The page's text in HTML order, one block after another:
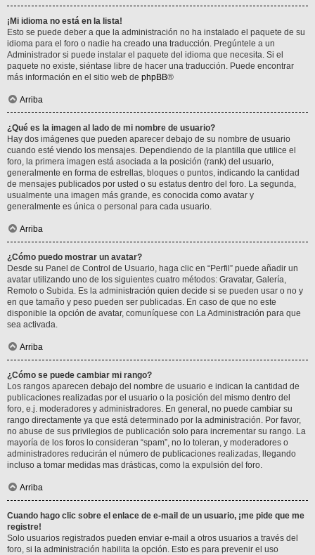
¡Mi idioma no está en la lista!
Esto se puede deber a que la administración no ha instalado el paquete de su
idioma para el foro o nadie ha creado una traducción. Pregúntele a un
Administrador si puede instalar el paquete del idioma que necesita. Si el
paquete no existe, siéntase libre de hacer una traducción. Puede encontrar
más información en el sitio web de phpBB®
Arriba
¿Qué es la imagen al lado de mi nombre de usuario?
Hay dos imágenes que pueden aparecer debajo de su nombre de usuario
cuando esté viendo los mensajes. Dependiendo de la plantilla que utilice el
foro, la primera imagen está asociada a la posición (rank) del usuario,
generalmente en forma de estrellas, bloques o puntos, indicando la cantidad
de mensajes publicados por usted o su estatus dentro del foro. La segunda,
usualmente una imagen más grande, es conocida como avatar y
generalmente es única o personal para cada usuario.
Arriba
¿Cómo puedo mostrar un avatar?
Desde su Panel de Control de Usuario, haga clic en “Perfil” puede añadir un
avatar utilizando uno de los siguientes cuatro métodos: Gravatar, Galería,
Remoto o Subida. Es la administración quien decide si se pueden usar o no y
en que tamaño y peso pueden ser publicadas. En caso de que no este
disponible la opción de avatar, comuníquese con La Administración para que
sea activada.
Arriba
¿Cómo se puede cambiar mi rango?
Los rangos aparecen debajo del nombre de usuario e indican la cantidad de
publicaciones realizadas por el usuario o la posición del mismo dentro del
foro, e.j. moderadores y administradores. En general, no puede cambiar su
rango directamente ya que está determinado por la administración. Por favor,
no abuse de sus privilegios de publicación solo para incrementar su rango. La
mayoría de los foros lo consideran “spam”, no lo toleran, y moderadores o
administradores reducirán el número de publicaciones realizadas, llegando
incluso a tomar medidas mas drásticas, como la expulsión del foro.
Arriba
Cuando hago clic sobre el enlace de e-mail de un usuario, ¡me pide que me
registre!
Solo usuarios registrados pueden enviar e-mail a otros usuarios a través del
foro, si la administración habilita la opción. Esto es para prevenir el uso